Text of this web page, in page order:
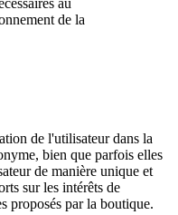
au
de la
de l'utilisateur dans la
bien que parfois elles
de manière unique et
sur les intérêts de
proposés par la boutique.